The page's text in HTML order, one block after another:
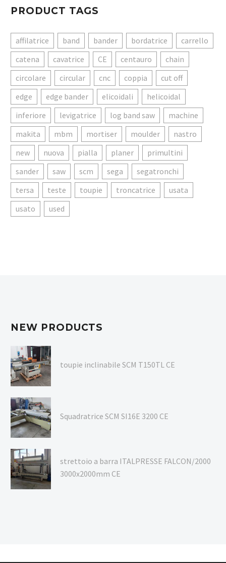
PRODUCT TAGS
affilatrice band bander bordatrice
carrello
catena
cavatrice CE centauro
chain
circolare
circular cnc coppia
cut off
edge
edge bander elicoidali
helicoidal
inferiore
levigatrice log band saw
machine
makita
mbm mortiser moulder
nastro
new
nuova pialla planer
primultini
sander
saw scm sega
segatronchi
tersa
teste toupie troncatrice
usata
usato
used
NEW PRODUCTS
toupie inclinabile SCM T150TL CE
Squadratrice SCM SI16E 3200 CE
strettoio a barra ITALPRESSE FALCON/2000
3000x2000mm CE